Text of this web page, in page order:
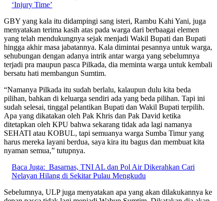
‘Injury Time’
GBY yang kala itu didampingi sang isteri, Rambu Kahi Yani, juga
menyatakan terima kasih atas pada warga dari berbaagai elemen
yang telah mendukungnya sejak menjadi Wakil Bupati dan Bupati
hingga akhir masa jabatannya. Kala dimintai pesannya untuk warga,
sehubungan dengan adanya intrik antar warga yang sebelumnya
terjadi pra maupun pasca Pilkada, dia meminta warga untuk kembali
bersatu hati membangun Sumtim.
“Namanya Pilkada itu sudah berlalu, kalaupun dulu kita beda
pilihan, bahkan di keluarga sendiri ada yang beda pilihan. Tapi ini
sudah selesai, tinggal pelantikan Bupati dan Wakil Bupati terpilih.
Apa yang dikatakan oleh Pak Khris dan Pak David ketika
ditetapkan oleh KPU bahwa sekarang tidak ada lagi namanya
SEHATI atau KOBUL, tapi semuanya warga Sumba Timur yang
harus mereka layani berdua, saya kira itu bagus dan membuat kita
nyaman semua,” tutupnya.
Baca Juga: Basarnas, TNI AL dan Pol Air Dikerahkan Cari
Nelayan Hilang di Sekitar Pulau Mengkudu
Sebelumnya, ULP juga menyatakan apa yang akan dilakukannya ke